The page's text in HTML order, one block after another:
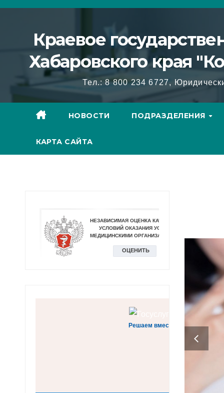
Перейти
содержимомуКраевое
Хабаровского края
Тел.: 8 800 234 6727,
НОВОСТИ ПОДРАЗДЕЛЕНИЯ
КАРТА САЙТА
Решаем вместе